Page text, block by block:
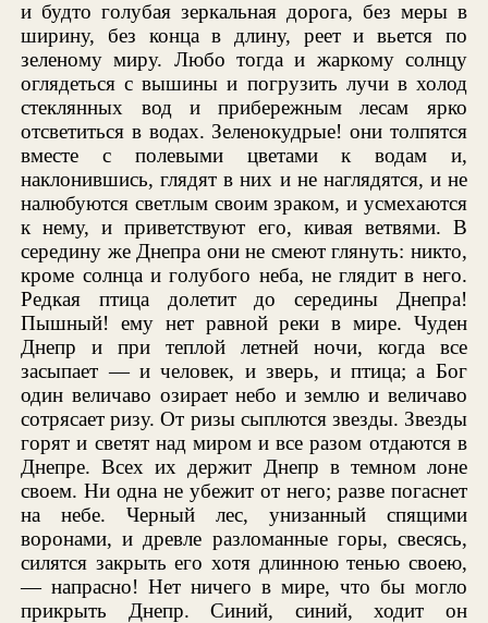
и будто голубая зеркальная дорога, без меры в
ширину, без конца в длину, реет и вьется по
зеленому миру. Любо тогда и жаркому солнцу
оглядеться с вышины и погрузить лучи в холод
стеклянных вод и прибережным лесам ярко
отсветиться в водах. Зеленокудрые! они толпятся
вместе с полевыми цветами к водам и,
наклонившись, глядят в них и не наглядятся, и не
налюбуются светлым своим зраком, и усмехаются
к нему, и приветствуют его, кивая ветвями. В
середину же Днепра они не смеют глянуть: никто,
кроме солнца и голубого неба, не глядит в него.
Редкая птица долетит до середины Днепра!
Пышный! ему нет равной реки в мире. Чуден
Днепр и при теплой летней ночи, когда все
засыпает — и человек, и зверь, и птица; а Бог
один величаво озирает небо и землю и величаво
сотрясает ризу. От ризы сыплются звезды. Звезды
горят и светят над миром и все разом отдаются в
Днепре. Всех их держит Днепр в темном лоне
своем. Ни одна не убежит от него; разве погаснет
на небе. Черный лес, унизанный спящими
воронами, и древле разломанные горы, свесясь,
силятся закрыть его хотя длинною тенью своею,
— напрасно! Нет ничего в мире, что бы могло
прикрыть Днепр. Синий, синий, ходит он